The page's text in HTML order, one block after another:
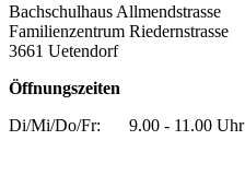
Bachschulhaus Allmendstrasse
Familienzentrum Riedernstrasse
3661 Uetendorf
Öffnungszeiten
Di/Mi/Do/Fr:
9.00 - 11.00 Uhr